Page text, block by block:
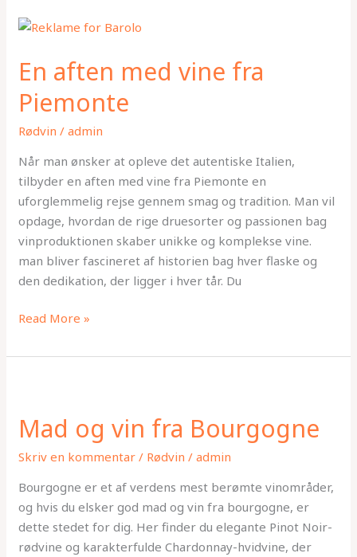
En aften med vine fra
Piemonte
Rødvin /admin
Når man ønsker at opleve det autentiske Italien,
tilbyder en aften med vine fra Piemonte en
uforglemmelig rejse gennem smag og tradition. Man vil
opdage, hvordan de rige druesorter og passionen bag
vinproduktionen skaber unikke og komplekse vine.
man bliver fascineret af historien bag hver flaske og
den dedikation, der ligger i hver tår. Du
En
med
vine
fra
Piemonte
Read More »
Mad og vin fra Bourgogne
Skriv en kommentar / Rødvin /admin
Bourgogne er et af verdens mest berømte vinområder,
og hvis du elsker god mad og vin fra bourgogne, er
dette stedet for dig. Her finder du elegante Pinot Noir-
rødvine og karakterfulde Chardonnay-hvidvine, der
vin
Bourgogne